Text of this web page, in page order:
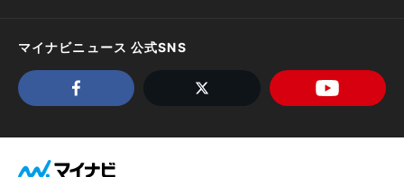
マイナビニュース 公式SNS